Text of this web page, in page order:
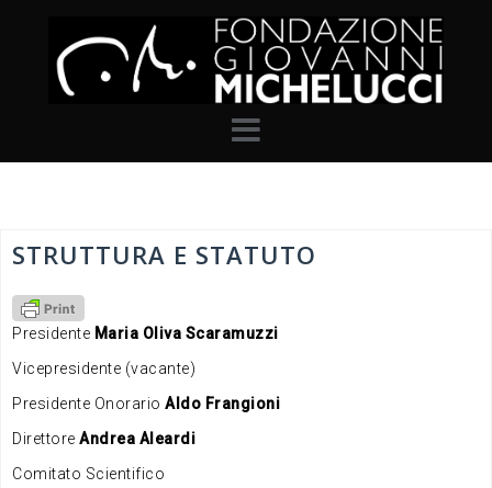
STRUTTURA E STATUTO
Presidente Maria Oliva Scaramuzzi
Vicepresidente (vacante)
Presidente Onorario Aldo Frangioni
Direttore Andrea Aleardi
Comitato Scientifico